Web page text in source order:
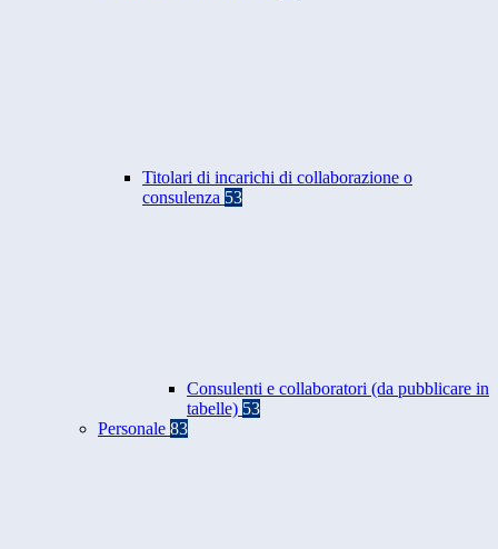
Titolari di incarichi di collaborazione o
consulenza 53
Consulenti e collaboratori (da pubblicare in
tabelle) 53
Personale 83